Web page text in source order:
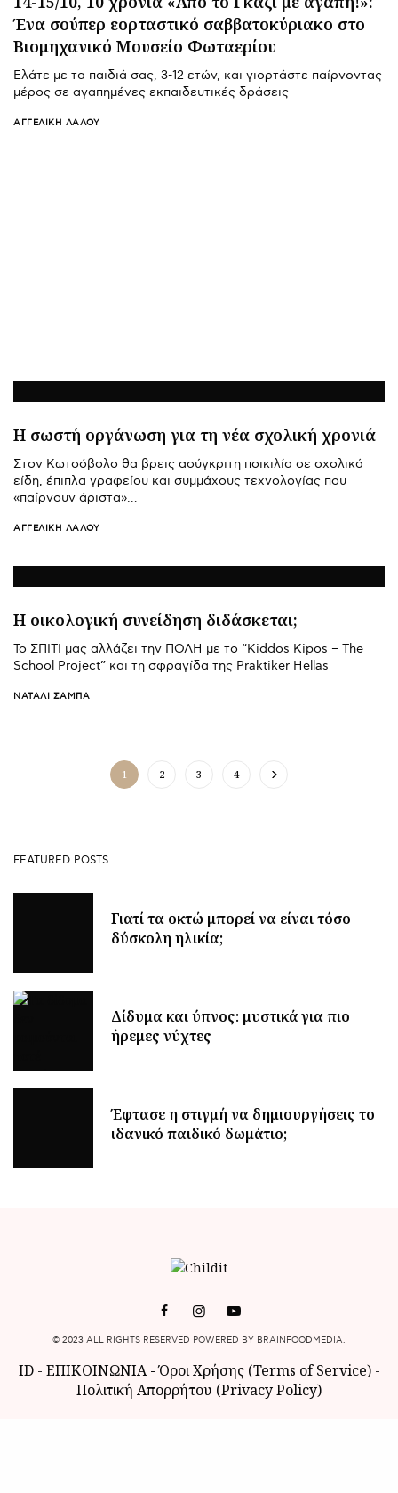
Ένα σούπερ εορταστικό σαββατοκύριακο στο
Βιομηχανικό Μουσείο Φωταερίου
Ελάτε με τα παιδιά σας, 3-12 ετών, και γιορτάστε παίρνοντας
μέρος σε αγαπημένες εκπαιδευτικές δράσεις
ΑΓΓΕΛΙΚΉ ΛΆΛΟΥ
Η σωστή οργάνωση για τη νέα σχολική χρονιά
Στον Κωτσόβολο θα βρεις ασύγκριτη ποικιλία σε σχολικά
είδη, έπιπλα γραφείου και συμμάχους τεχνολογίας που
«παίρνουν άριστα»…
ΑΓΓΕΛΙΚΉ ΛΆΛΟΥ
Η οικολογική συνείδηση διδάσκεται;
Το ΣΠΙΤΙ μας αλλάζει την ΠΟΛΗ με το “Kiddos Kipos – The
School Project” και τη σφραγίδα της Praktiker Hellas
ΝΑΤΑΛΊ ΣΑΜΠΆ
1 2 3 4
FEATURED POSTS
Γιατί τα οκτώ μπορεί να είναι τόσο
δύσκολη ηλικία;
Δίδυμα και ύπνος: μυστικά για πιο
ήρεμες νύχτες
Έφτασε η στιγμή να δημιουργήσεις το
ιδανικό παιδικό δωμάτιο;
© 2023 ALL RIGHTS RESERVED POWERED BY BRAINFOODMEDIA.
ID- ΕΠΙΚΟΙΝΩΝΙΑ-Όροι Χρήσης (Terms of Service)-
Πολιτική Απορρήτου (Privacy Policy)